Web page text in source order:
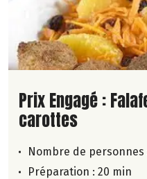
Lire la suite de la
Prix Engagé :
carottes
Nombre de personnes
Préparation : 20 min